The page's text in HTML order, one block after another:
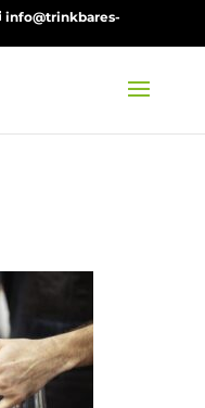
info@trinkbares-